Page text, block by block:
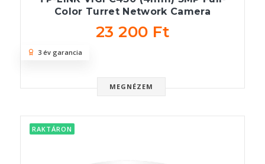
Color Turret Network Camera
23 200 Ft
MEGNÉZEM
3 év garancia
RAKTÁRON